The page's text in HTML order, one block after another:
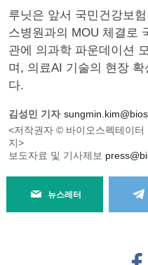
루닛은 앞서 국민건강보
스병원과의 MOU 체결로
관에 의과학 파운데이션
며, 의료AI 기술의 현장
다.
김성민 기자
<저작권자 © 바이오스펙테이
지>
보도자료 및 기사제보
뉴스레터
페